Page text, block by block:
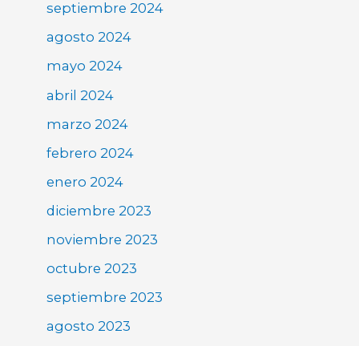
septiembre 2024
agosto 2024
mayo 2024
abril 2024
marzo 2024
febrero 2024
enero 2024
diciembre 2023
noviembre 2023
octubre 2023
septiembre 2023
agosto 2023